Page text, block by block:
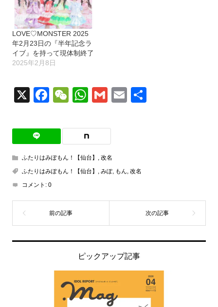
LOVE♡MONSTER 2025
年2月23日の『半年記念ラ
イブ』を持って現体制終了
2025年2月8日
X Facebook
WeChat
WhatsApp
Gmail
Email
共
ふたりはみぽもん！【仙台】
改名
ふたりはみぽもん！【仙台】
みぽ, もん 改名
コメント: 0
ピックアップ記事